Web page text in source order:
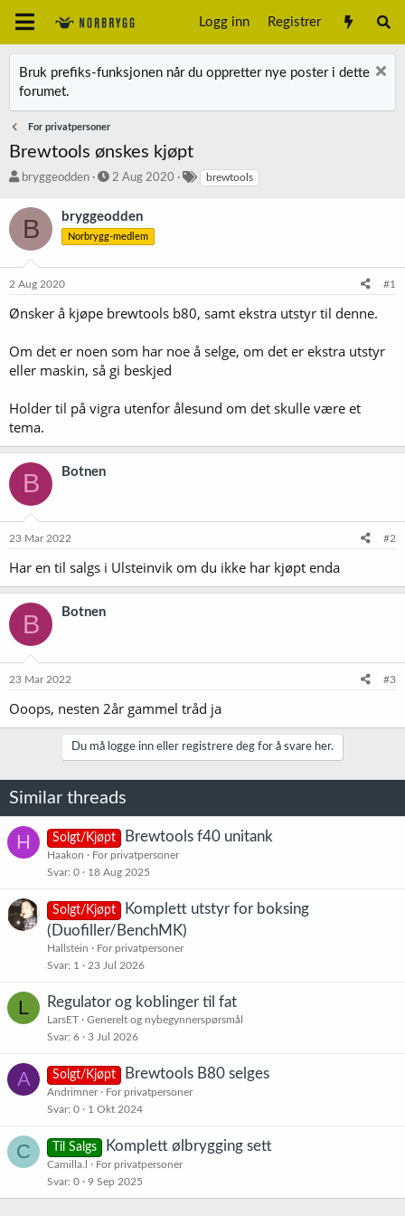
Logg inn Registrer
Bruk prefiks-funksjonen når du oppretter nye poster i dette
forumet.
For privatpersoner
Brewtools ønskes kjøpt
T
å
s
r
e
bryggeodden
S
r
t
2 Aug 2020 brewtools
B bryggeodden
Norbrygg-medlem
2 Aug 2020 #1
Ønsker å kjøpe brewtools b80, samt ekstra utstyr til denne.
Om det er noen som har noe å selge, om det er ekstra utstyr
eller maskin, så gi beskjed
Holder til på vigra utenfor ålesund om det skulle være et
tema.
B Botnen
23 Mar 2022 #2
Har en til salgs i Ulsteinvik om du ikke har kjøpt enda
B Botnen
23 Mar 2022 #3
Ooops, nesten 2år gammel tråd ja
Du må logge inn eller registrere deg for å svare her.
Similar threads
H Solgt/Kjøpt Brewtools f40 unitank
Haakon
For privatpersoner
Svar 0 18 Aug 2025
Solgt/Kjøpt
Komplett utstyr for boksing
(Duofiller/BenchMK)
Hallstein
For privatpersoner
Svar 1 23 Jul 2026
L Regulator og koblinger til fat
LarsET
Generelt og nybegynnerspørsmål
Svar 6 3 Jul 2026
A Solgt/Kjøpt Brewtools B80 selges
Andrimner
For privatpersoner
Svar 0 1 Okt 2024
C Til Salgs Komplett ølbrygging sett
Camilla.l
For privatpersoner
Svar 0 9 Sep 2025